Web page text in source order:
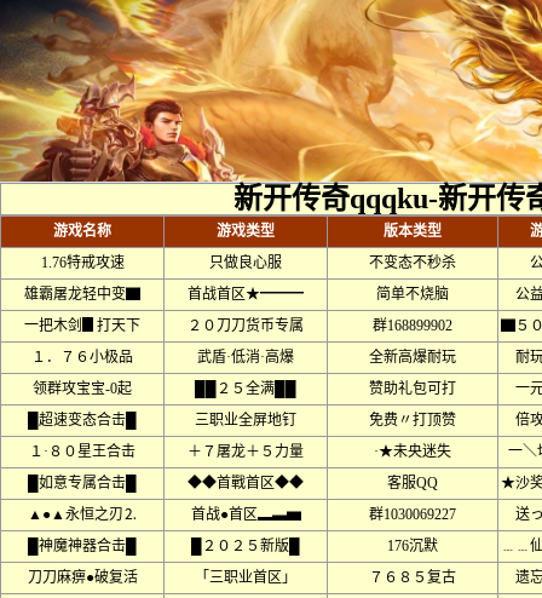
新开传奇qqqku-新开传
游戏名称 游戏类型 版本类型
1.76特戒攻速
只做良心服 不变态不秒杀
雄霸屠龙轻中变▇
首战首区★━━━ 简单不烧脑
公
一把木剑▊打天下
２０刀刀货币专属 群168899902
▇５
１．７６小极品
武盾·低消·高爆 全新高爆耐玩
耐
领群攻宝宝-0起
██２５全满██ 赞助礼包可打
一
█超速变态合击█
三职业全屏地钉 免费〃打顶赞
倍
１·８０星王合击
＋７屠龙＋５力量 ·★未央迷失
一＼
█如意专属合击█
◆◆首戰首区◆◆ 客服QQ
★沙
▲●▲永恒之刃⒉
首战●首区▂▃▅ 群1030069227
送
█神魔神器合击█
█２０２５新版█ 176沉默
﹍﹍
刀刀麻痹●破复活
「三职业首区」 ７６８５复古
遗